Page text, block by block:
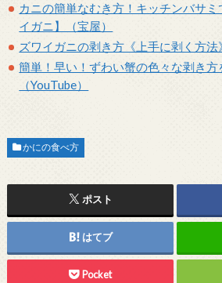
カニの簡単なむき方！キッチンバサ
イガニ】（宝屋）
ズワイガニの剥き方《上手に剥く方法
簡単！早い！ずわい蟹の色々な剥き
（YouTube）
かにの食べ方
ポスト
はてブ
Pocket